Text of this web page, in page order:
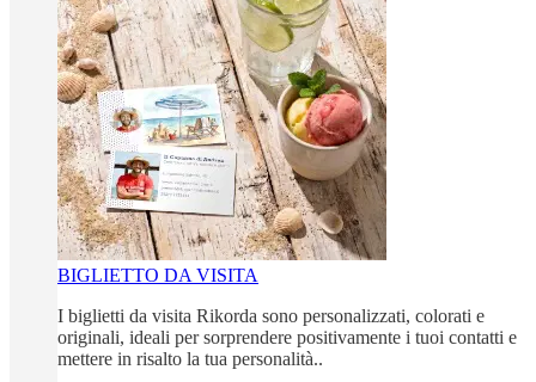
BIGLIETTO DA VISITA
I biglietti da visita Rikorda sono personalizzati, colorati e
originali, ideali per sorprendere positivamente i tuoi contatti e
mettere in risalto la tua personalità..